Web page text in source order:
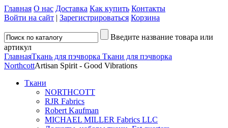
Главная О нас Доставка Как купить Контакты
Войти на сайт | Зарегистрироваться Корзина
Введите название товара или
артикул
ГлавнаяТкань для пэчворка Ткани для пэчворка
NorthcottArtisan Spirit - Good Vibrations
Ткани
NORTHCOTT
RJR Fabrics
Robert Kaufman
MICHAEL MILLER Fabrics LLC